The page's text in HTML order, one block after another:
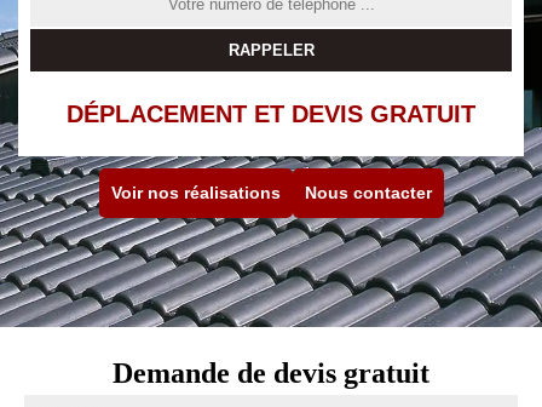
DÉPLACEMENT ET DEVIS GRATUIT
Voir nos réalisations Nous contacter
Demande de devis gratuit